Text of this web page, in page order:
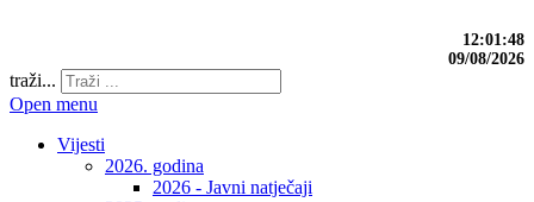
12:01:48
09/08/2026
traži...
Open menu
Vijesti
2026. godina
2026 - Javni natječaji